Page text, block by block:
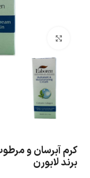
کرم آبرسان و
برند لابورن